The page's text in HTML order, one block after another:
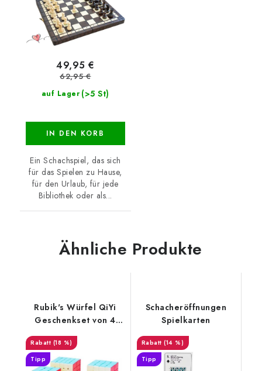
auf Lager (>5 St)
49,95 €
62,95 €
IN DEN KORB
Ein Schachspiel, das sich
für das Spielen zu Hause,
für den Urlaub, für jede
Bibliothek oder als...
Ähnliche Produkte
Rubik's Würfel QiYi
Geschenkset von 4
Würfeln
(18 %)
Tipp
Schacheröffnungen
Spielkarten
(14 %)
Tipp